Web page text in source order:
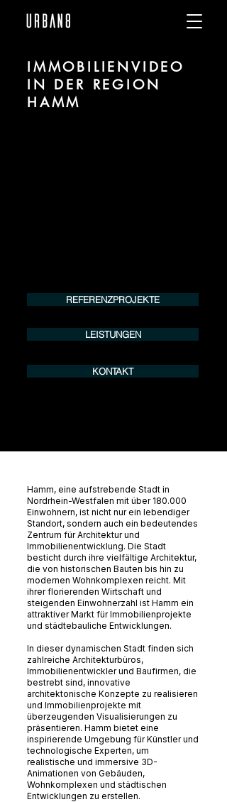
IMMOBILIENVIDEO
IN DER REGION
HAMM
REFERENZPROJEKTE
LEISTUNGEN
KONTAKT
Hamm, eine aufstrebende Stadt in
Nordrhein-Westfalen mit über 180.000
Einwohnern, ist nicht nur ein lebendiger
Standort, sondern auch ein bedeutendes
Zentrum für Architektur und
Immobilienentwicklung. Die Stadt
besticht durch ihre vielfältige Architektur,
die von historischen Bauten bis hin zu
modernen Wohnkomplexen reicht. Mit
ihrer florierenden Wirtschaft und
steigenden Einwohnerzahl ist Hamm ein
attraktiver Markt für Immobilienprojekte
und städtebauliche Entwicklungen.
In dieser dynamischen Stadt finden sich
zahlreiche Architekturbüros,
Immobilienentwickler und Baufirmen, die
bestrebt sind, innovative
architektonische Konzepte zu realisieren
und Immobilienprojekte mit
überzeugenden Visualisierungen zu
präsentieren. Hamm bietet eine
inspirierende Umgebung für Künstler und
technologische Experten, um
realistische und immersive 3D-
Animationen von Gebäuden,
Wohnkomplexen und städtischen
Entwicklungen zu erstellen.